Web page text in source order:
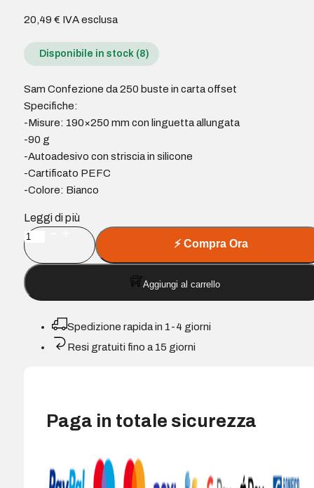
20,49 € IVA esclusa
Disponibile in stock (8)
Sam Confezione da 250 buste in carta offset
Specifiche:
-Misure: 190×250 mm con linguetta allungata
-90 g
-Autoadesivo con striscia in silicone
-Cartificato PEFC
-Colore: Bianco
Leggi di più
Confezione
da
250
buste
Misure
⚡Compra Ora
Aggiungi al carrello
Spedizione rapida in 1-4 giorni
Resi gratuiti fino a 15 giorni
Paga in totale sicurezza